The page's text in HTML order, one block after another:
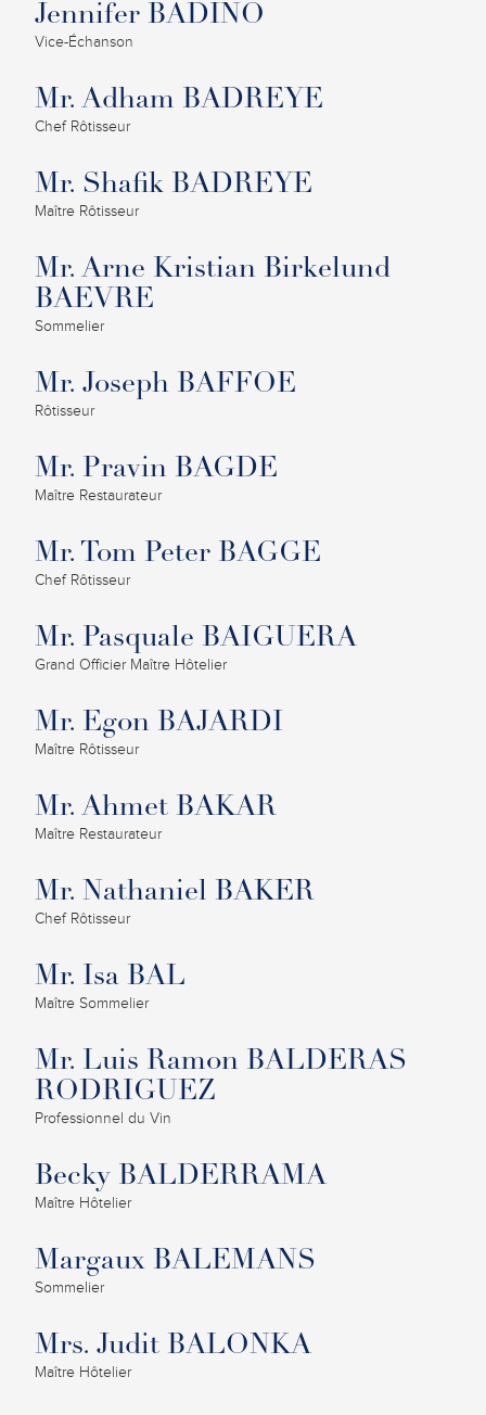
Jennifer BADINO
Vice-Échanson
Mr. Adham BADREYE
Chef Rôtisseur
Mr. Shafik BADREYE
Maître Rôtisseur
Mr. Arne Kristian Birkelund
BAEVRE
Sommelier
Mr. Joseph BAFFOE
Rôtisseur
Mr. Pravin BAGDE
Maître Restaurateur
Mr. Tom Peter BAGGE
Chef Rôtisseur
Mr. Pasquale BAIGUERA
Grand Officier Maître Hôtelier
Mr. Egon BAJARDI
Maître Rôtisseur
Mr. Ahmet BAKAR
Maître Restaurateur
Mr. Nathaniel BAKER
Chef Rôtisseur
Mr. Isa BAL
Maître Sommelier
Mr. Luis Ramon BALDERAS
RODRIGUEZ
Professionnel du Vin
Becky BALDERRAMA
Maître Hôtelier
Margaux BALEMANS
Sommelier
Mrs. Judit BALONKA
Maître Hôtelier